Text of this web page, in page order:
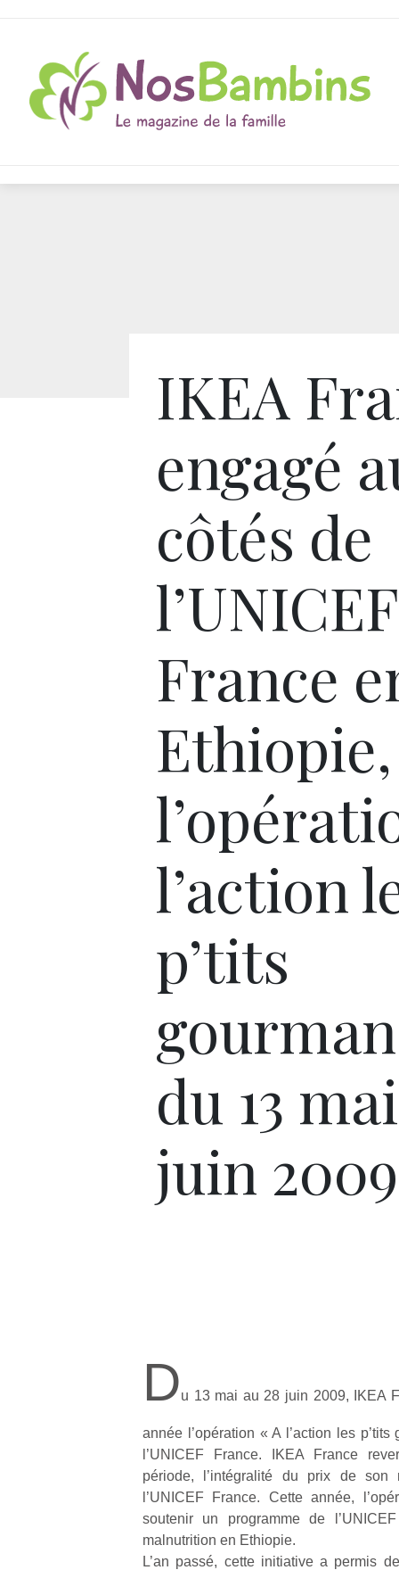
IKEA
engagé
côtés de
l’UNICEF
France
l’action
p’tits
du 13
juin
Du 13 mai au 28 juin 2009, IKEA
année l’opération « A l’action les
l’UNICEF France. IKEA France
période, l’intégralité du prix de
l’UNICEF France. Cette année,
soutenir un programme de
malnutrition en Ethiopie.
L’an passé, cette initiative a permis